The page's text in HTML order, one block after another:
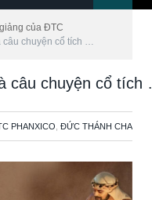
của ĐTC
câu chuyện cổ tích …
câu chuyện cổ
PHANXICO ĐỨC THÁNH CHA